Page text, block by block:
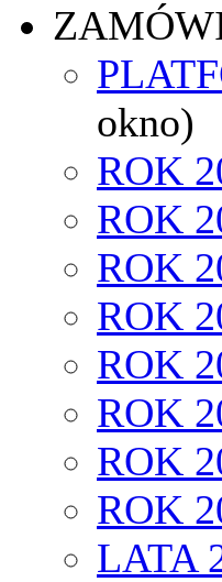
okno)
ROK
ROK
ROK
ROK
ROK
ROK
ROK
ROK
LATA